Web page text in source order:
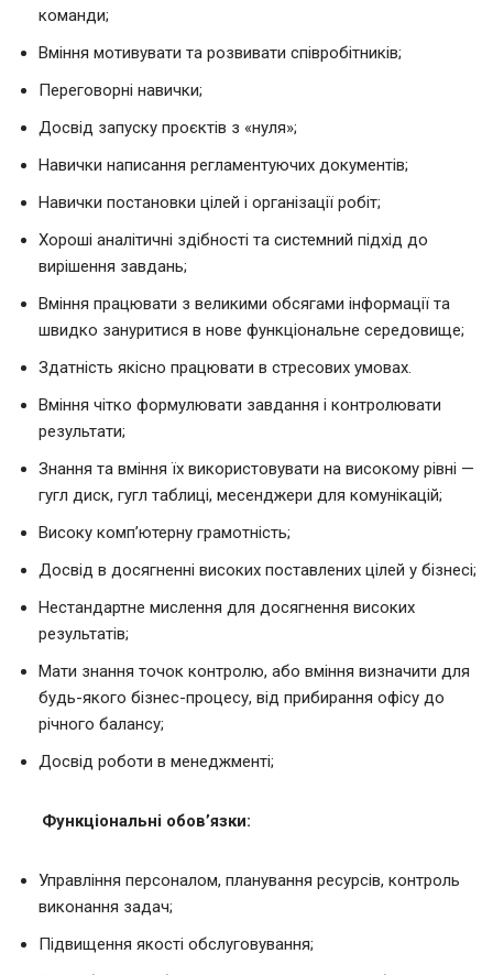
команди;
Вміння мотивувати та розвивати співробітників;
Переговорні навички;
Досвід запуску проєктів з «нуля»;
Навички написання регламентуючих документів;
Навички постановки цілей і організації робіт;
Хороші аналітичні здібності та системний підхід до
вирішення завдань;
Вміння працювати з великими обсягами інформації та
швидко зануритися в нове функціональне середовище;
Здатність якісно працювати в стресових умовах.
Вміння чітко формулювати завдання і контролювати
результати;
Знання та вміння їх використовувати на високому рівні —
гугл диск, гугл таблиці, месенджери для комунікацій;
Високу комп’ютерну грамотність;
Досвід в досягненні високих поставлених цілей у бізнесі;
Нестандартне мислення для досягнення високих
результатів;
Мати знання точок контролю, або вміння визначити для
будь-якого бізнес-процесу, від прибирання офісу до
річного балансу;
Досвід роботи в менеджменті;
Функціональні обов’язки:
Управління персоналом, планування ресурсів, контроль
виконання задач;
Підвищення якості обслуговування;